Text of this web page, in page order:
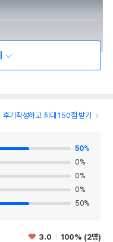
후기작성하고 최대 150점 받기
50%
0%
0%
0%
50%
3.0 100% (2명)